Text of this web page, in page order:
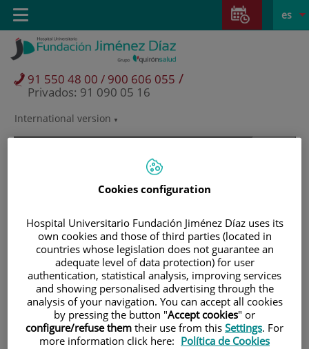
Saltar al contenido
Saltar
contenido
Selector
activo
es
International version
91 550 48 00 / 900 606 055 /
Privados: 91 090 05 16
Toggle
navigation
Pacientes y visitantes
Cookies configuration
Hospital Universitario Fundación Jiménez Díaz uses its
own cookies and those of third parties (located in
countries whose legislation does not guarantee an
adequate level of data protection) for user
authentication, statistical analysis, improving services
and showing personalised advertising through the
analysis of your navigation. You can accept all cookies
by pressing the button "Accept cookies" or
configure/refuse them their use from this Settings. For
more information click here: Política de Cookies